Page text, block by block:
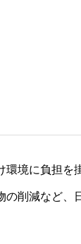
境に負担を
削減など